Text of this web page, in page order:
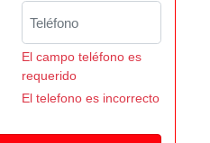
El campo teléfono es
requerido
El telefono es incorrecto